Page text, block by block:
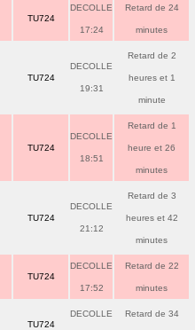
TU724
DECOLLE
17:24
Retard de 24
minutes
TU724
DECOLLE
19:31
Retard de 2
heures et 1
minute
TU724
DECOLLE
18:51
Retard de 1
heure et 26
minutes
TU724
DECOLLE
21:12
Retard de 3
heures et 42
minutes
TU724
DECOLLE
17:52
Retard de 22
minutes
TU724
DECOLLE Retard de 34